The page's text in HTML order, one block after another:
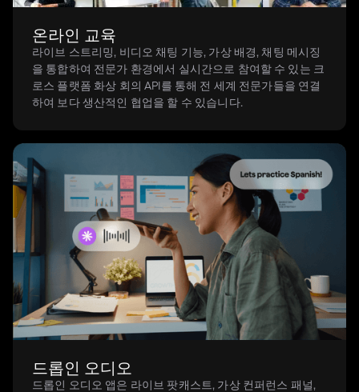
온라인 교육
라이브 스트리밍, 비디오 채팅 기능, 가상 배경, 채팅 메시징
을 통합하여 전문가 환경에서 실시간으로 참여할 수 있는 크
로스 플랫폼 화상 회의 API를 통해 전 세계 전문가들을 연결
하여 보다 생산적인 협업을 할 수 있습니다.
드롭인 오디오
드롭인 오디오 앱은 라이브 팟캐스트, 가상 컨퍼런스 패널,